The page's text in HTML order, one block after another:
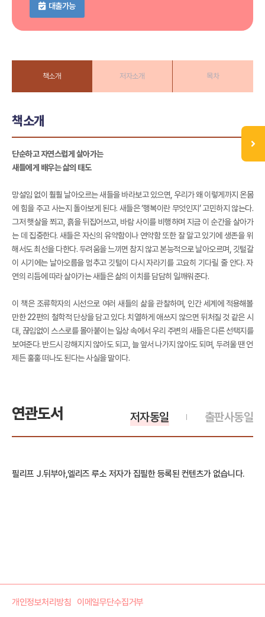
대출가능
책소개 저자소개 목차
책소개
단순하고 자연스럽게 살아가는
새들에게 배우는 삶의 태도
망설임 없이 훨훨 날아오르는 새들을 바라보고 있으면, 우리가 왜 이렇게까지 온몸
에 힘을 주고 사는지 돌아보게 된다. 새들은 ‘행복이란 무엇인지’ 고민하지 않는다.
그저 햇살을 쬐고, 흙을 뒤집어쓰고, 바람 사이를 비행하며 지금 이 순간을 살아가
는 데 집중한다. 새들은 자신의 유약함이나 연약함 또한 잘 알고 있기에 생존을 위
해서도 최선을 다한다. 두려움을 느끼면 참지 않고 본능적으로 날아오르며, 깃털갈
이 시기에는 날아오름을 멈추고 깃털이 다시 자라기를 고요히 기다릴 줄 안다. 자
연의 리듬에 따라 살아가는 새들은 삶의 이치를 담담히 일깨워준다.
이 책은 조류학자의 시선으로 여러 새들의 삶을 관찰하며, 인간 세계에 적용해볼
만한 22편의 철학적 단상을 담고 있다. 치열하게 애쓰지 않으면 뒤처질 것 같은 시
대, 끊임없이 스스로를 몰아붙이는 일상 속에서 우리 주변의 새들은 다른 선택지를
보여준다. 반드시 강해지지 않아도 되고, 늘 앞서 나가지 않아도 되며, 두려울 땐 언
제든 훌훌 떠나도 된다는 사실을 말이다.
연관도서 출판사동일
저자동일
필리프 J.뒤부아,엘리즈 루소 저자가 집필한 등록된 컨텐츠가 없습니다.
개인정보처리방침 이메일무단수집거부